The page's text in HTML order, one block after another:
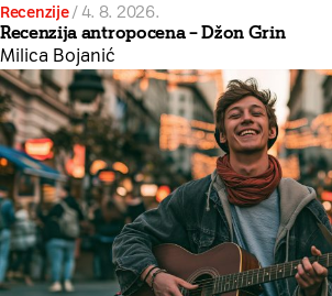
Recenzije/4. 8. 2026.
Recenzija antropocena – Džon Grin
Milica Bojanić